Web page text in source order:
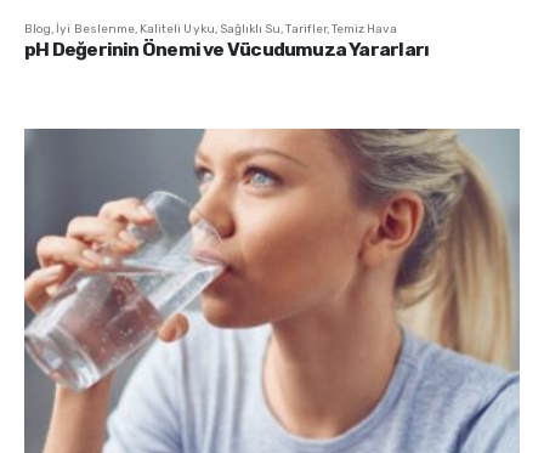
Blog, İyi Beslenme, Kaliteli Uyku, Sağlıklı Su,Tarifler,Temiz Hava
pH Değerinin Önemi ve Vücudumuza Yararları